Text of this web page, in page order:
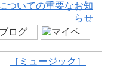
ついての重要なお知
らせ
［ミュージック］